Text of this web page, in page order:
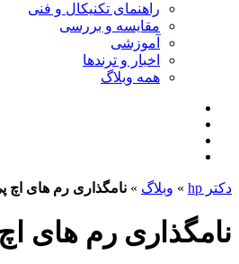
راهنمای تکنیکال و فنی
مقایسه و بررسی
آموزشی
اخبار و ترندها
همه وبلاگ
دکتر hp » وبلاگ » نامگذاری رم های اچ
نامگذاری رم های